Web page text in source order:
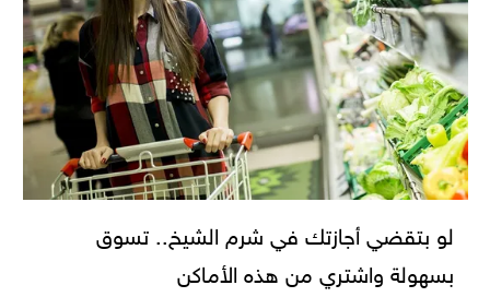
لو بتقضي أجازتك في شرم الشيخ.. تسوق
بسهولة واشتري من هذه الأماكن